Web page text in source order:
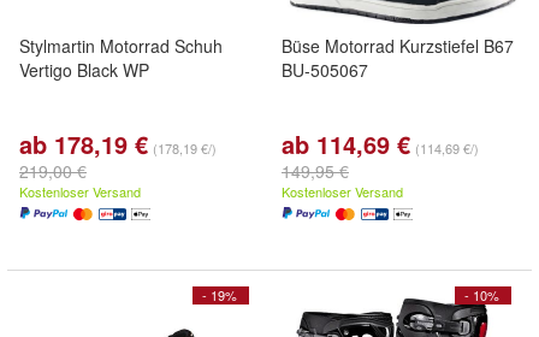
Stylmartin Motorrad Schuh
Vertigo Black WP
ab 178,19 € (178,19 €/)
219,00 €
Kostenloser Versand
Büse Motorrad Kurzstiefel B67
BU-505067
ab 114,69 € (114,69 €/)
149,95 €
Kostenloser Versand
- 19% - 10%